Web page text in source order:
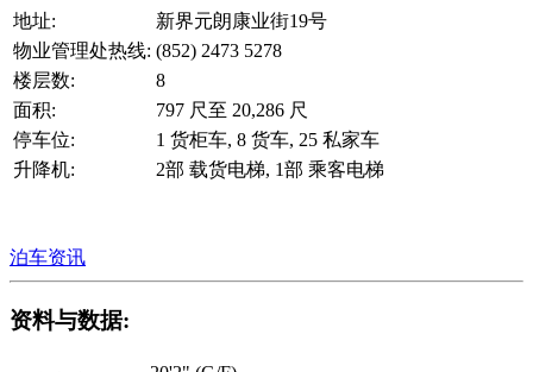
地址:
新界元朗康业街19号
物业管理处热线: (852) 2473 5278
楼层数:
8
面积:
797 尺至 20,286 尺
停车位:
1 货柜车, 8 货车, 25 私家车
升降机:
2部 载货电梯, 1部 乘客电梯
泊车资讯
资料与数据: